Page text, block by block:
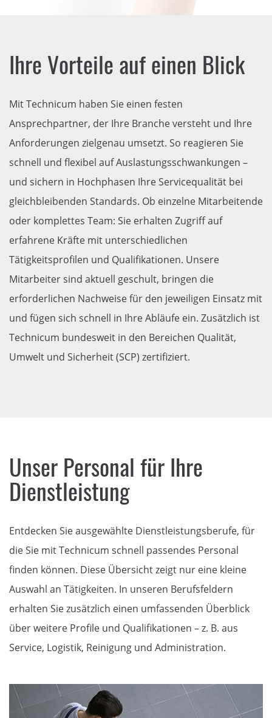
Ihre Vorteile auf einen Blick
Mit Technicum haben Sie einen festen
Ansprechpartner, der Ihre Branche versteht und Ihre
Anforderungen zielgenau umsetzt. So reagieren Sie
schnell und flexibel auf Auslastungsschwankungen –
und sichern in Hochphasen Ihre Servicequalität bei
gleichbleibenden Standards. Ob einzelne Mitarbeitende
oder komplettes Team: Sie erhalten Zugriff auf
erfahrene Kräfte mit unterschiedlichen
Tätigkeitsprofilen und Qualifikationen. Unsere
Mitarbeiter sind aktuell geschult, bringen die
erforderlichen Nachweise für den jeweiligen Einsatz mit
und fügen sich schnell in Ihre Abläufe ein. Zusätzlich ist
Technicum bundesweit in den Bereichen Qualität,
Umwelt und Sicherheit (SCP) zertifiziert.
Unser Personal für Ihre
Dienstleistung
Entdecken Sie ausgewählte Dienstleistungsberufe, für
die Sie mit Technicum schnell passendes Personal
finden können. Diese Übersicht zeigt nur eine kleine
Auswahl an Tätigkeiten. In unseren Berufsfeldern
erhalten Sie zusätzlich einen umfassenden Überblick
über weitere Profile und Qualifikationen – z. B. aus
Service, Logistik, Reinigung und Administration.